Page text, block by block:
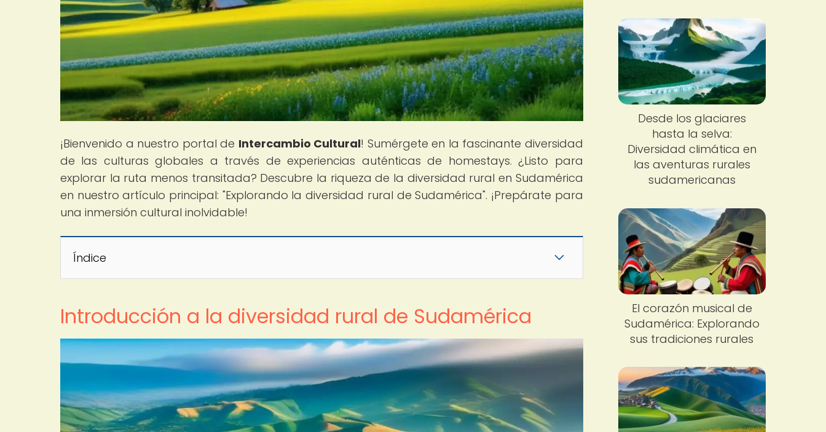
¡Bienvenido a nuestro portal de Intercambio Cultural! Sumérgete en la fascinante diversidad
de las culturas globales a través de experiencias auténticas de homestays. ¿Listo para
explorar la ruta menos transitada? Descubre la riqueza de la diversidad rural en Sudamérica
en nuestro artículo principal: "Explorando la diversidad rural de Sudamérica". ¡Prepárate para
una inmersión cultural inolvidable!
Índice
Introducción a la diversidad rural de Sudamérica
Desde los glaciares
hasta la selva:
Diversidad climática en
las aventuras rurales
sudamericanas
El corazón musical de
Sudamérica: Explorando
sus tradiciones rurales